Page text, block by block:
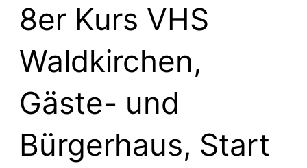
8er Kurs VHS
Waldkirchen,
Gäste- und
Bürgerhaus, Start